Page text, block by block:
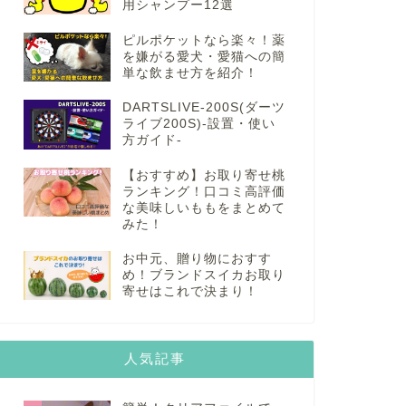
用シャンプー12選
ピルポケットなら楽々！薬
を嫌がる愛犬・愛猫への簡
単な飲ませ方を紹介！
DARTSLIVE-200S(ダーツ
ライブ200S)-設置・使い
方ガイド-
【おすすめ】お取り寄せ桃
ランキング！口コミ高評価
な美味しいももをまとめて
みた！
お中元、贈り物におすす
め！ブランドスイカお取り
寄せはこれで決まり！
人気記事